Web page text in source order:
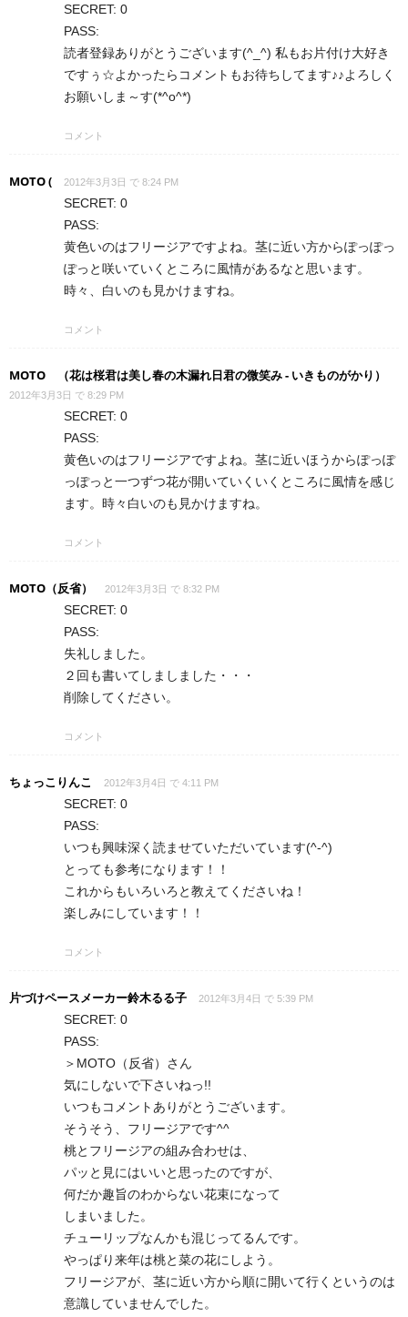
SECRET: 0
PASS:
読者登録ありがとうございます(^_^) 私もお片付け大好き
ですぅ☆よかったらコメントもお待ちしてます♪♪よろしく
お願いしま～す(*^o^*)
コメント
MOTO ( 2012年3月3日 で 8:24 PM
SECRET: 0
PASS:
黄色いのはフリージアですよね。茎に近い方からぽっぽっ
ぽっと咲いていくところに風情があるなと思います。
時々、白いのも見かけますね。
コメント
MOTO （花は桜君は美し春の木漏れ日君の微笑み - いきものがかり）
2012年3月3日 で 8:29 PM
SECRET: 0
PASS:
黄色いのはフリージアですよね。茎に近いほうからぽっぽ
っぽっと一つずつ花が開いていくいくところに風情を感じ
ます。時々白いのも見かけますね。
コメント
MOTO（反省） 2012年3月3日 で 8:32 PM
SECRET: 0
PASS:
失礼しました。
２回も書いてしましました・・・
削除してください。
コメント
ちょっこりんこ 2012年3月4日 で 4:11 PM
SECRET: 0
PASS:
いつも興味深く読ませていただいています(^-^)
とっても参考になります！！
これからもいろいろと教えてくださいね！
楽しみにしています！！
コメント
片づけペースメーカー鈴木るる子 2012年3月4日 で 5:39 PM
SECRET: 0
PASS:
＞MOTO（反省）さん
気にしないで下さいねっ!!
いつもコメントありがとうございます。
そうそう、フリージアです^^
桃とフリージアの組み合わせは、
パッと見にはいいと思ったのですが、
何だか趣旨のわからない花束になって
しまいました。
チューリップなんかも混じってるんです。
やっぱり来年は桃と菜の花にしよう。
フリージアが、茎に近い方から順に開いて行くというのは
意識していませんでした。